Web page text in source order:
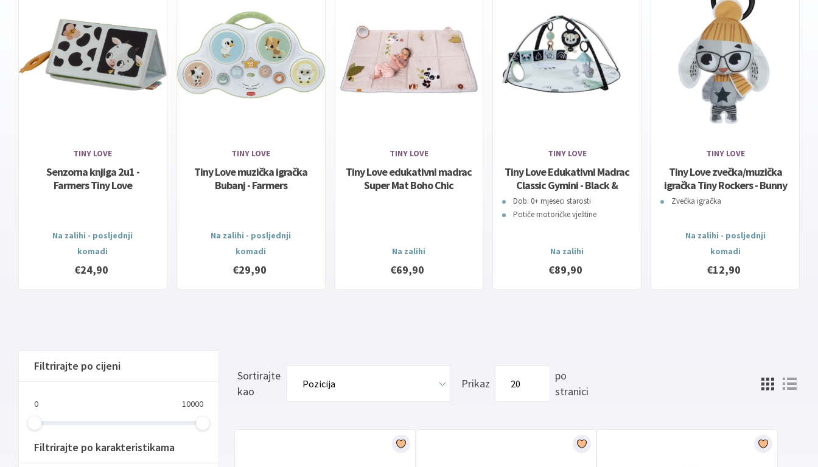
TINY LOVE
Senzorna knjiga 2u1 -
Farmers Tiny Love
Na zalihi - posljednji
komadi
€24,90
TINY LOVE
Tiny Love muzička igračka
Bubanj - Farmers
Na zalihi - posljednji
komadi
€29,90
TINY LOVE
Tiny Love edukativni madrac
Super Mat Boho Chic
Na zalihi
€69,90
TINY LOVE
Tiny Love Edukativni Madrac
Classic Gymini - Black &
White
Dob: 0+ mjeseci starosti
Potiče motoričke vještine
Na zalihi
€89,90
TINY LOVE
Tiny Love zvečka/muzička
igračka Tiny Rockers - Bunny
Take Along Rattle Toy
Zvečka igračka
Na zalihi - posljednji
komadi
€12,90
Filtrirajte po cijeni
0 10000
Filtrirajte po karakteristikama
Sortirajte
kao
Prikaz
po
stranici